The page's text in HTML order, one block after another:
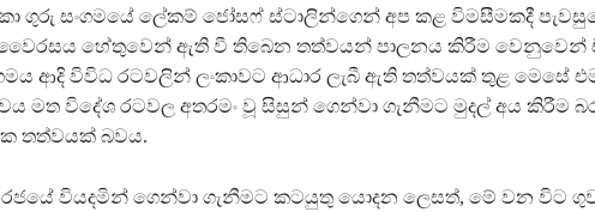
ගුරු සංගමයේ ලේකම් ජෝසෆ් ස්ටාලින්ගෙන් අප කළ විමසීමකදී
හේතුවෙන් ඇති වී තිබෙන තත්වයන් පාලනය කිරීම වෙනුවෙන්
ආදි විවිධ රටවලින් ලංකාවට ආධාර ලැබී ඇති තත්වයක් තුළ මෙසේ
මත විදේශ රටවල අතරමං වූ සිසුන් ගෙන්වා ගැනීමට මුදල් අය කිරීම
තත්වයක් බවය.
වියදමින් ගෙන්වා ගැනීමට කටයුතු යොදන ලෙසත්, මේ වන විට